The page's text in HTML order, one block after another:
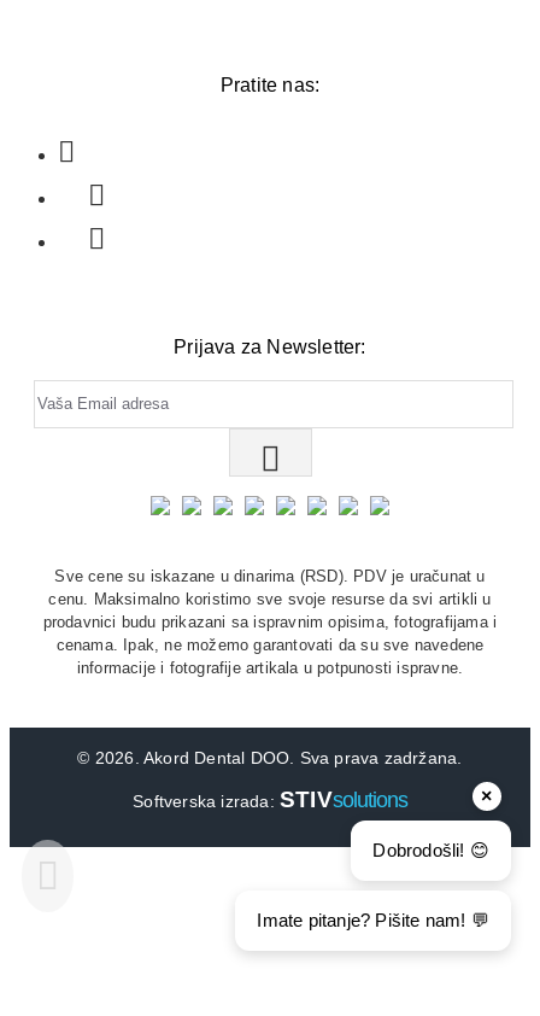
Pratite nas:
Prijava za Newsletter:
Sve cene su iskazane u dinarima (RSD). PDV je uračunat u
cenu. Maksimalno koristimo sve svoje resurse da svi artikli u
prodavnici budu prikazani sa ispravnim opisima, fotografijama i
cenama. Ipak, ne možemo garantovati da su sve navedene
informacije i fotografije artikala u potpunosti ispravne.
© 2026. Akord Dental DOO. Sva prava zadržana.
Softverska izrada: STIVsolutions ×
Dobrodošli! 😊
Imate pitanje? Pišite nam! 💬